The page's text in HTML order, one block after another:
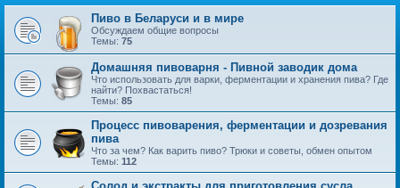
Пиво в Беларуси и в мире
Обсуждаем общие вопросы
Темы: 75
Домашняя пивоварня - Пивной заводик дома
Что использовать для варки, ферментации и хранения пива? Где
найти? Похвастаться!
Темы: 85
Процесс пивоварения, ферментации и дозревания
пива
Что за чем? Как варить пиво? Трюки и советы, обмен опытом
Темы: 112